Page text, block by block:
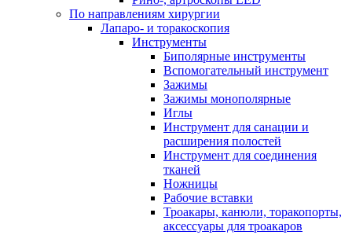
По направлениям хирургии
Лапаро- и торакоскопия
Инструменты
Биполярные инструменты
Вспомогательный инструмент
Зажимы
Зажимы монополярные
Иглы
Инструмент для санации и
расширения полостей
Инструмент для соединения
тканей
Ножницы
Рабочие вставки
Троакары, канюли, торакопорты,
аксессуары для троакаров